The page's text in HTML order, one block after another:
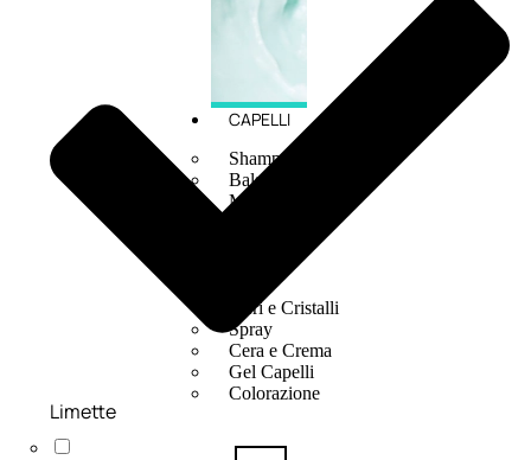
CAPELLI
Shampoo
Balsamo
Mousse
Sieri e Cristalli
Spray
Cera e Crema
Gel Capelli
Colorazione
Limette